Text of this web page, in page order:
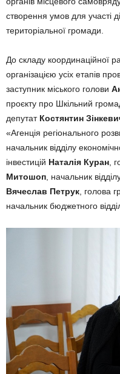
створення умов для участі
територіальної громади.
До складу координаційної
організацією усіх етапів
заступник міського голови
проєкту про Шкільний
депутат Костянтин
«Агенція регіонального
начальник відділу
інвестицій Наталія Куран,
Митошоп, начальник
Вячеслав Петрук, голова
начальник бюджетного